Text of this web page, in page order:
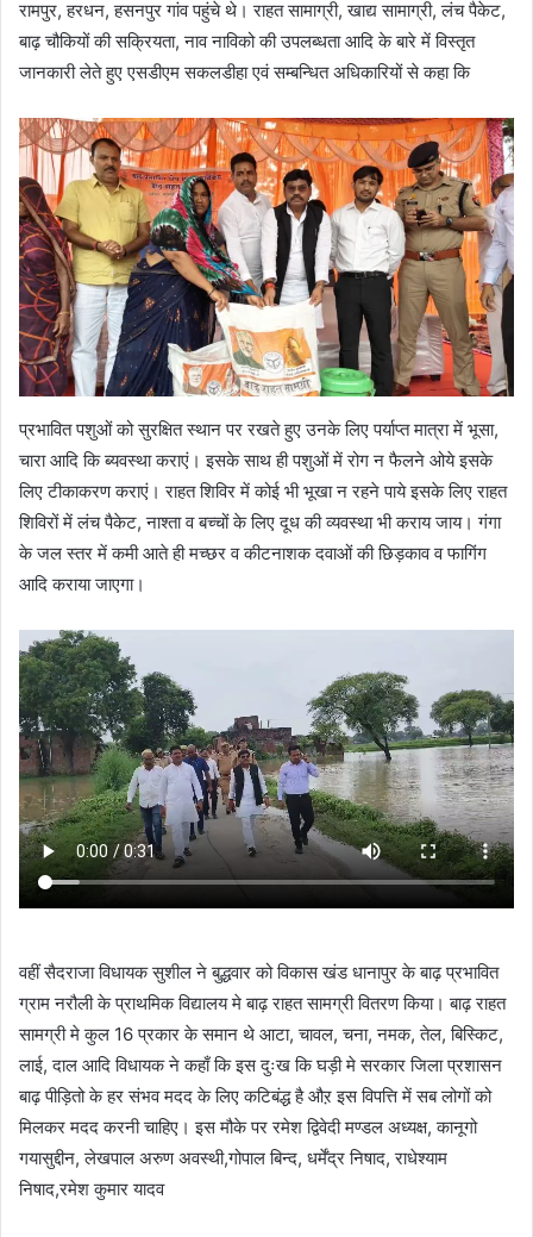
रामपुर, हरधन, हसनपुर गांव पहुंचे थे। राहत सामाग्री, खाद्य सामाग्री, लंच पैकेट,
बाढ़ चौकियों की सक्रियता, नाव नाविको की उपलब्धता आदि के बारे में विस्तृत
जानकारी लेते हुए एसडीएम सकलडीहा एवं सम्बन्धित अधिकारियों से कहा कि
प्रभावित पशुओं को सुरक्षित स्थान पर रखते हुए उनके लिए पर्याप्त मात्रा में भूसा,
चारा आदि कि ब्यवस्था कराएं। इसके साथ ही पशुओं में रोग न फैलने ओये इसके
लिए टीकाकरण कराएं। राहत शिविर में कोई भी भूखा न रहने पाये इसके लिए राहत
शिविरों में लंच पैकेट, नाश्ता व बच्चों के लिए दूध की व्यवस्था भी कराय जाय। गंगा
के जल स्तर में कमी आते ही मच्छर व कीटनाशक दवाओं की छिड़काव व फागिंग
आदि कराया जाएगा।
वहीं सैदराजा विधायक सुशील ने बुद्धवार को विकास खंड धानापुर के बाढ़ प्रभावित
ग्राम नरौली के प्राथमिक विद्यालय मे बाढ़ राहत सामग्री वितरण किया। बाढ़ राहत
सामग्री मे कुल 16 प्रकार के समान थे आटा, चावल, चना, नमक, तेल, बिस्किट,
लाई, दाल आदि विधायक ने कहाँ कि इस दुःख कि घड़ी मे सरकार जिला प्रशासन
बाढ़ पीड़ितो के हर संभव मदद के लिए कटिबंद्ध है औऱ इस विपत्ति में सब लोगों को
मिलकर मदद करनी चाहिए। इस मौके पर रमेश द्विवेदी मण्डल अध्यक्ष, कानूगो
गयासुद्दीन, लेखपाल अरुण अवस्थी,गोपाल बिन्द, धर्मेंद्र निषाद, राधेश्याम
निषाद,रमेश कुमार यादव